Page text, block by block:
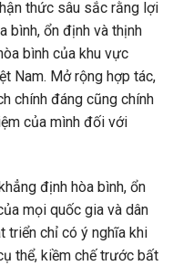
thức sâu sắc rằng lợi
bình, ổn định và thịnh
bình của khu vực
Nam. Mở rộng hợp tác,
chính đáng cũng chính
của mình đối với
định hòa bình, ổn
mọi quốc gia và dân
triển chỉ có ý nghĩa khi
thể, kiềm chế trước bất